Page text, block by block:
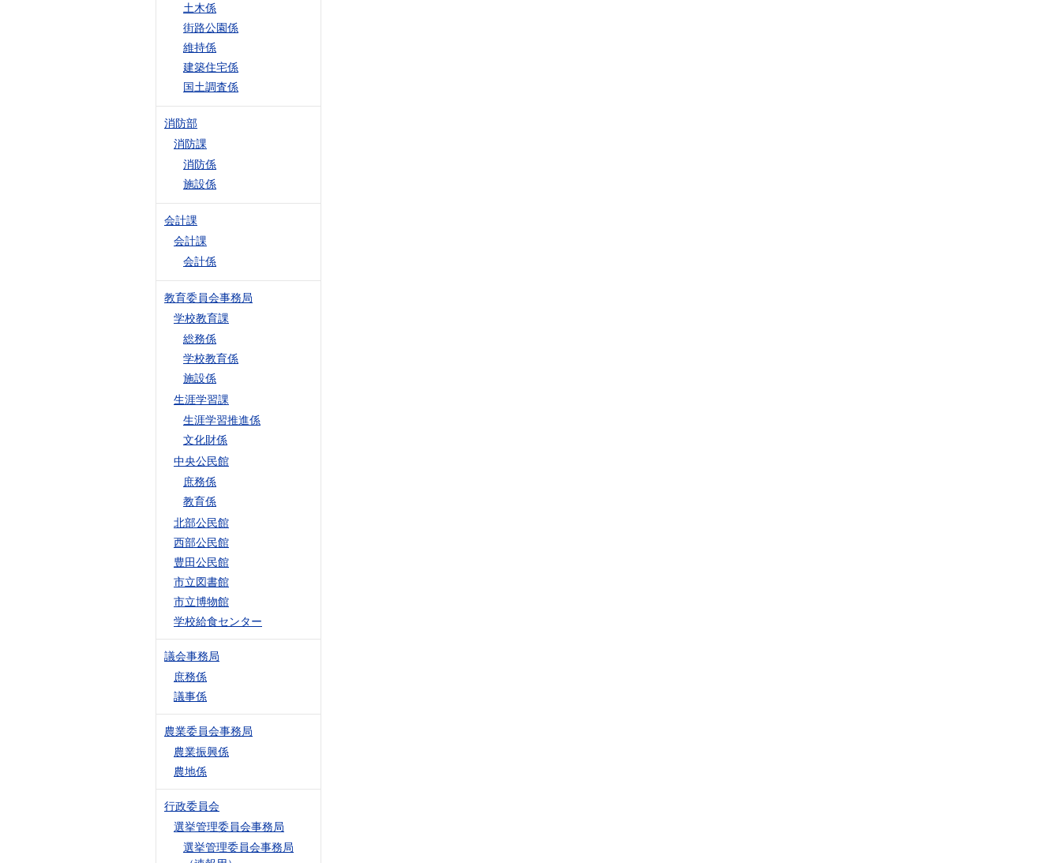
土木係
街路公園係
維持係
建築住宅係
国土調査係
消防部
消防課
消防係
施設係
会計課
会計課
会計係
教育委員会事務局
学校教育課
総務係
学校教育係
施設係
生涯学習課
生涯学習推進係
文化財係
中央公民館
庶務係
教育係
北部公民館
西部公民館
豊田公民館
市立図書館
市立博物館
学校給食センター
議会事務局
庶務係
議事係
農業委員会事務局
農業振興係
農地係
行政委員会
選挙管理委員会事務局
選挙管理委員会事務局